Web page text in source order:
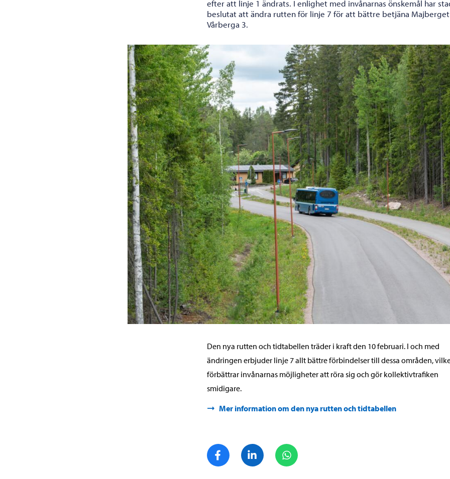
efter att linje 1 ändrats. I enlighet med invånarnas önskemål har
beslutat att ändra rutten för linje 7 för att bättre betjäna
Vårberga 3.
Den nya rutten och tidtabellen träder i kraft den 10 februari. I och med
ändringen erbjuder linje 7 allt bättre förbindelser till dessa områden,
förbättrar invånarnas möjligheter att röra sig och gör kollektivtrafiken
smidigare.
Mer information om den nya rutten och tidtabellen
Dela på FacebookDela på LinkedIn